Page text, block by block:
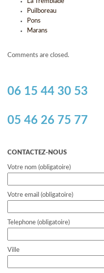
Puilboreau
Pons
Marans
Comments are closed.
06 15 44 30 53
05 46 26 75 77
CONTACTEZ-NOUS
Votre nom (obligatoire)
Votre email (obligatoire)
Telephone (obligatoire)
Ville